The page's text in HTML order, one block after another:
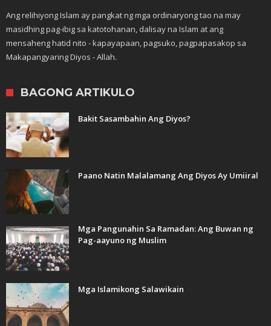
Ang relihiyong Islam ay pangkat ng mga ordinaryong tao na may
masidhing pag-ibig sa katotohanan, dalisay na Islam at ang
mensaheng hatid nito - kapayapaan, pagsuko, pagpapasakop sa
Makapangyaring Diyos - Allah.
BAGONG ARTIKULO
Bakit Sasambahin Ang Diyos?
Paano Natin Malalamang Ang Diyos Ay Umiiral
Mga Pangunahin Sa Ramadan: Ang Buwan ng
Pag-aayuno ng Muslim
Mga Islamikong Salawikain